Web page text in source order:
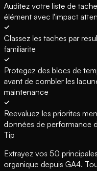
Auditez votre liste de
élément avec l'impact
Classez les taches par
familiarite
Protegez des blocs de
avant de combler les
maintenance
Reevaluez les priorites
données de performance
Tip
Extrayez vos 50
organique depuis GA4.